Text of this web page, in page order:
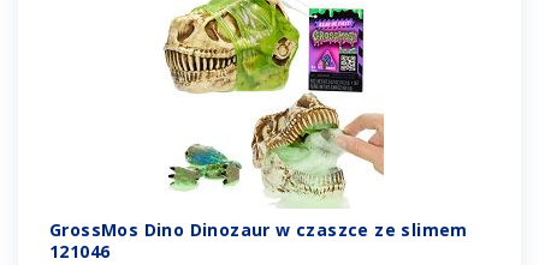
GrossMos Dino Dinozaur w czaszce ze slimem
121046